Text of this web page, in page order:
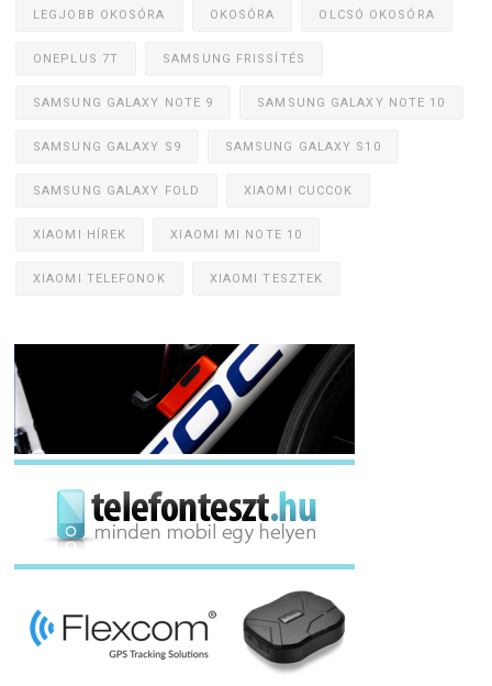
LEGJOBB OKOSÓRA OKOSÓRA OLCSÓ OKOSÓRA
ONEPLUS 7T SAMSUNG FRISSÍTÉS
SAMSUNG GALAXY NOTE 9 SAMSUNG GALAXY NOTE 10
SAMSUNG GALAXY S9 SAMSUNG GALAXY S10
SAMSUNG GALAXY FOLD XIAOMI CUCCOK
XIAOMI HÍREK XIAOMI MI NOTE 10
XIAOMI TELEFONOK XIAOMI TESZTEK